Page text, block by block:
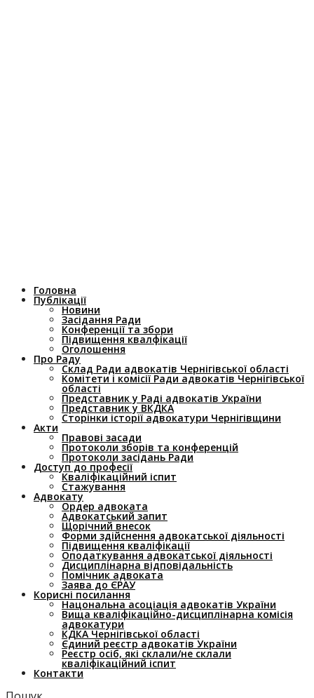
Головна
Публікації
Новини
Засідання Ради
Конференції та збори
Підвищення квалфікації
Оголошення
Про Раду
Склад Ради адвокатів Чернігівської області
Комітети і комісії Ради адвокатів Чернігівської
області
Представник у Раді адвокатів України
Представник у ВКДКА
Сторінки історії адвокатури Чернігівщини
Акти
Правові засади
Протоколи зборів та конференцій
Протоколи засідань Ради
Доступ до професії
Кваліфікаційний іспит
Стажування
Адвокату
Ордер адвоката
Адвокатський запит
Щорічний внесок
Форми здійснення адвокатської діяльності
Підвищення кваліфікації
Оподаткування адвокатської діяльності
Дисциплінарна відповідальність
Помічник адвоката
Заява до ЄРАУ
Корисні посилання
Нацональна асоціація адвокатів України
Вища кваліфікаційно-дисциплінарна комісія
адвокатури
КДКА Чернігівської області
Єдиний реєстр адвокатів України
Реєстр осіб, які склали/не склали
кваліфікаційний іспит
Контакти